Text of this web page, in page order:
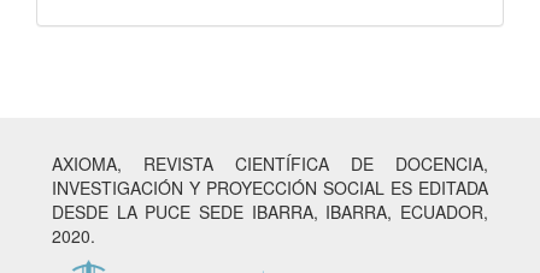
AXIOMA, REVISTA CIENTÍFICA DE DOCENCIA,
INVESTIGACIÓN Y PROYECCIÓN SOCIAL ES EDITADA
DESDE LA PUCE SEDE IBARRA, IBARRA, ECUADOR,
2020.